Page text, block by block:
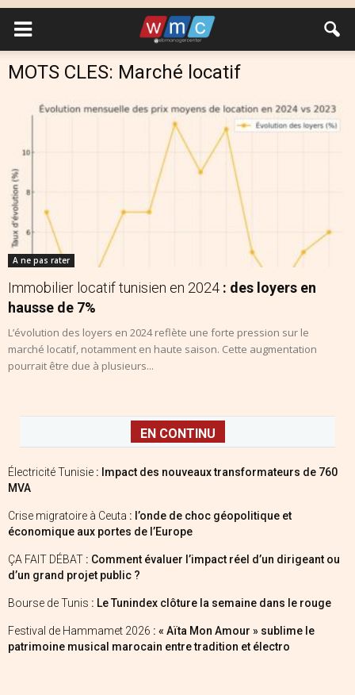
MOTS CLES: Marché locatif
A ne pas rater
Immobilier locatif tunisien en 2024 : des loyers en
hausse de 7%
L’évolution des loyers en 2024 reflète une forte pression sur le
marché locatif, notamment en haute saison. Cette augmentation
pourrait être due à plusieurs...
EN CONTINU
Électricité Tunisie : Impact des nouveaux transformateurs de 760
MVA
Crise migratoire à Ceuta : l’onde de choc géopolitique et
économique aux portes de l’Europe
ÇA FAIT DÉBAT : Comment évaluer l’impact réel d’un dirigeant ou
d’un grand projet public ?
Bourse de Tunis : Le Tunindex clôture la semaine dans le rouge
Festival de Hammamet 2026 : « Aïta Mon Amour » sublime le
patrimoine musical marocain entre tradition et électro